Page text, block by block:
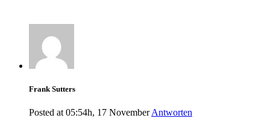
Frank Sutters
Posted at 05:54h, 17 November Antworten